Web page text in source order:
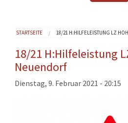
VEREINE
KONTAKT
Sie sind hier
STARTSEITE 18/21 H:HILFELEISTUNG LZ
18/21 H:Hilfeleistung
Neuendorf
Dienstag, 9. Februar 2021 - 20:15